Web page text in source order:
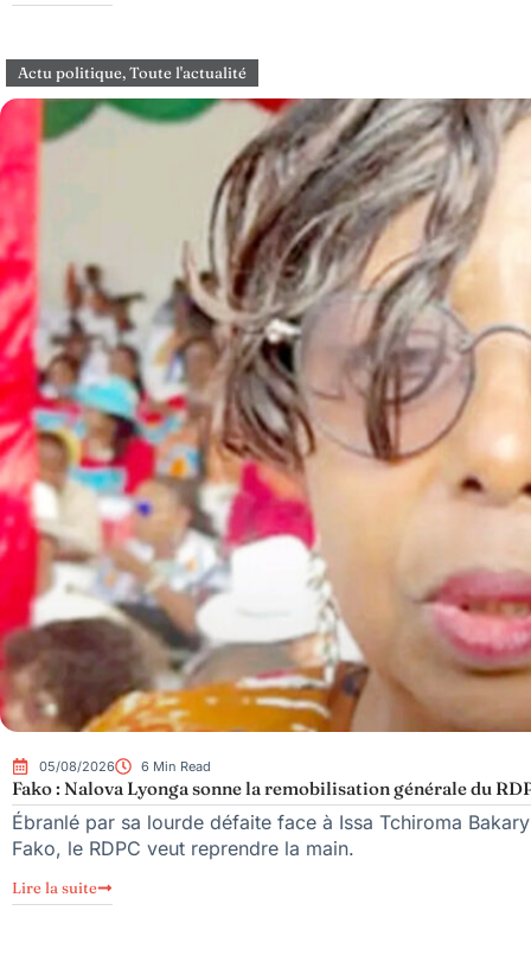
Actu politique,Toute l'actualité
05/08/2026 6 Min Read
Fako : Nalova Lyonga sonne la remobilisation générale du
Ébranlé par sa lourde défaite face à Issa Tchiroma
Fako, le RDPC veut reprendre la main.
Lire la suite